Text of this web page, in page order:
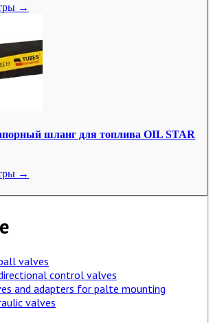
→
шланг для топлива OIL STAR
→
valves
control valves
and adapters for palte mounting
valves